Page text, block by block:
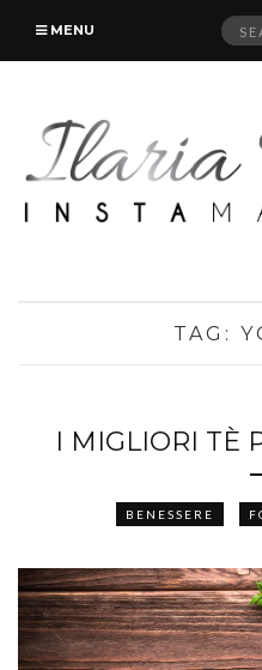
MENU
TAG:
I MIGLIORI TÈ
BENESSERE